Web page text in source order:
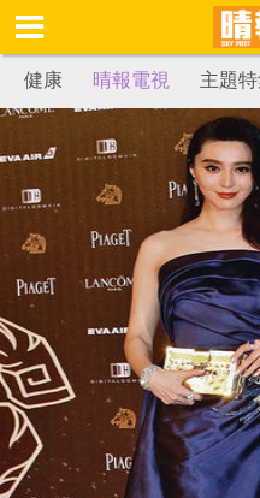
健康 晴報電視 主題